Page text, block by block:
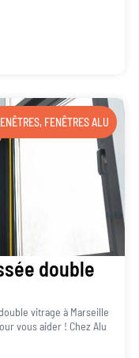
, FENÊTRES ALU
double
vitrage à Marseille
vous aider ! Chez Alu